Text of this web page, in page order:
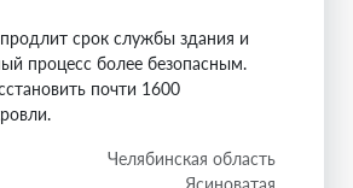
срок службы здания и
процесс более безопасным.
почти 1600
Челябинская область